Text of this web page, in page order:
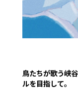
鳥たちが歌う峡
ルを目指して。